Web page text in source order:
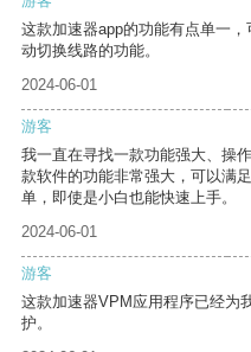
这款加速器app的功能有点单一
动切换线路的功能。
2024-06-01
游客
我一直在寻找一款功能强大、操
款软件的功能非常强大，可以满
单，即使是小白也能快速上手。
2024-06-01
游客
这款加速器VPM应用程序已经为
护。